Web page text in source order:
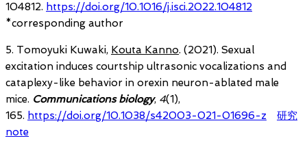
104812. https://doi.org/10.1016/j.isci.2022.104812
*corresponding author
5. Tomoyuki Kuwaki, Kouta Kanno. (2021). Sexual
excitation induces courtship ultrasonic vocalizations and
cataplexy-like behavior in orexin neuron-ablated male
mice. Communications biology, 4(1),
165. https://doi.org/10.1038/s42003-021-01696-z
研究
note